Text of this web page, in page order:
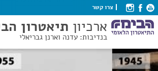
צרו קשר
ארכיון תיאטרון
בנדיבות: עדנה וארנן גבריאלי